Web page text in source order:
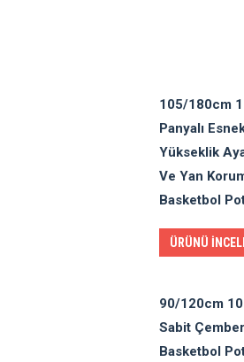
105/180cm
Panyalı
Yükseklik
Ve Yan
Basketbol
ÜRÜNÜ
90/120cm
Sabit
Basketbol